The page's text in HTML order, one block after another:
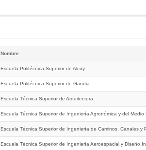
Nombre
Escuela Politécnica Superior de Alcoy
Escuela Politécnica Superior de Gandia
Escuela Técnica Superior de Arquitectura
Escuela Técnica Superior de Ingeniería Agronómica y del Medio
Escuela Técnica Superior de Ingeniería de Caminos, Canales y
Escuela Técnica Superior de Ingeniería Aeroespacial y Diseño